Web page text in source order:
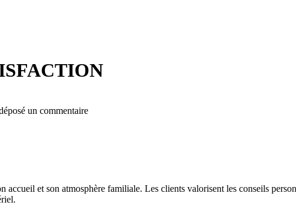
un commentaire
accueil et son atmosphère familiale. Les clients valorisent les conseils